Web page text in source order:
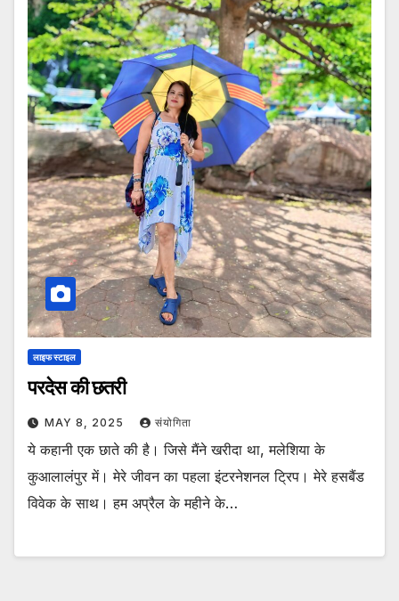
लाइफ स्टाइल
परदेस की छतरी
MAY 8, 2025 संयोगिता
ये कहानी एक छाते की है। जिसे मैंने खरीदा था, मलेशिया के
कुआलालंपुर में। मेरे जीवन का पहला इंटरनेशनल ट्रिप। मेरे हसबैंड
विवेक के साथ। हम अप्रैल के महीने के…